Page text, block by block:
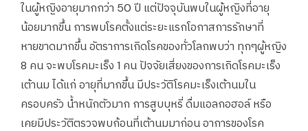
ในผู้หญิงอายุมากกว่า 50 ปี แต่ปัจจุบันพบในผู้หญิงที่อายุ
น้อยมากขึ้น การพบโรคตั้งแต่ระยะแรกโอกาสการรักษาที่
หายขาดมากขึ้น อัตราการเกิดโรคของทั่วโลกพบว่า ทุกๆผู้หญิง
8 คน จะพบโรคมะเร็ง 1 คน ปัจจัยเสี่ยงของการเกิดโรคมะเร็ง
เต้านม ได้แก่ อายุที่มากขึ้น มีประวัติโรคมะเร็งเต้านมใน
ครอบครัว น้ำหนักตัวมาก การสูบบุหรี่ ดื่มแอลกอฮอล์ หรือ
เคยมีประวัติตรวจพบก้อนที่เต้านมมาก่อน อาการของโรค